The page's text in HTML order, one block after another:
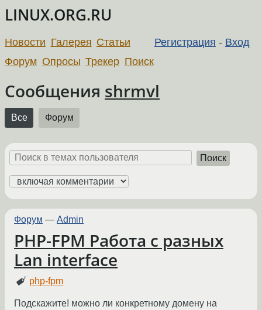
LINUX.ORG.RU
Регистрация - Вход
Новости Галерея Статьи
Форум Опросы Трекер Поиск
Сообщения shrmvl
Все Форум
Поиск
Форум — Admin
PHP-FPM Работа с разных
Lan interface
php-fpm
Подскажите! можно ли конкретному домену на